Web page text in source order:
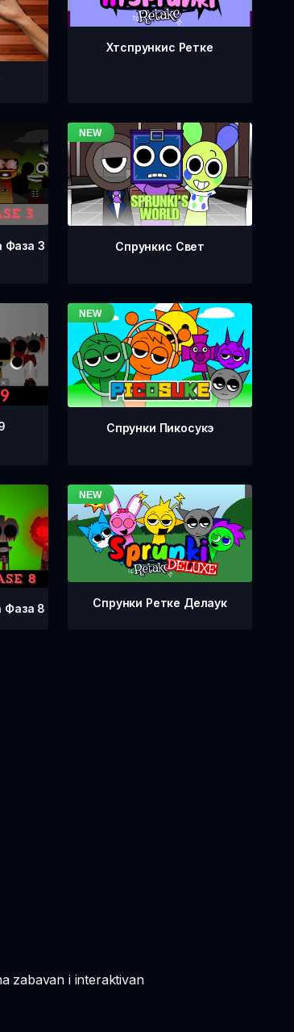
Хтспрункис Ретке
Фаза 3 Спрункис Свет
Спрунки Пикосукэ
Фаза 8 Спрунки Ретке Делаук
zabavan i interaktivan